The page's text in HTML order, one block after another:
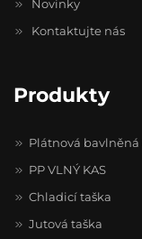
Novinky
Kontaktujte nás
Produkty
Plátnová bavlněná
PP VLNÝ KAS
Chladicí taška
Jutová taška